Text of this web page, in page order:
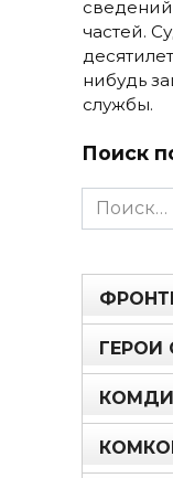
частей.
нибудь
службы.
Поиск
Search
for:
ГЕРОИ